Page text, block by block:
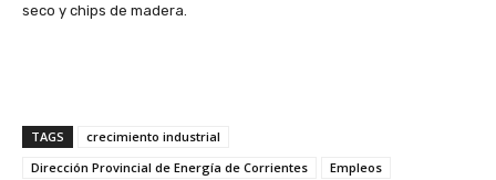
seco y chips de madera.
TAGS
crecimiento industrial
Dirección Provincial de Energía de Corrientes
Empleos